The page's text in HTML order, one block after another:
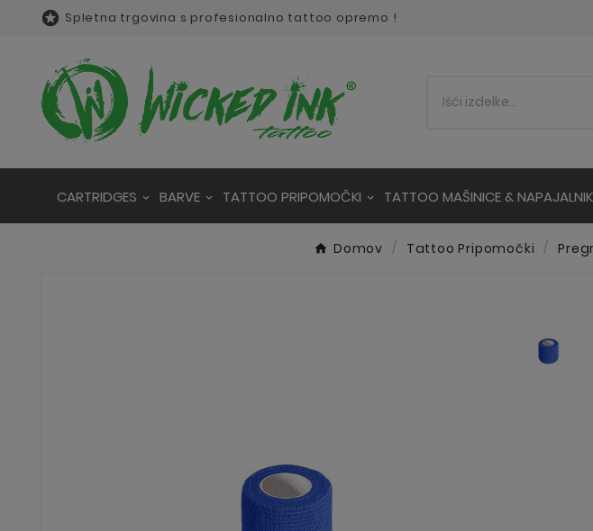
 Spletna trgovina s profesionalno tattoo opremo !
CARTRIDGES BARVE TATTOO PRIPOMOČKI TATTOO MAŠINICE &
Domov Tattoo Pripomočki